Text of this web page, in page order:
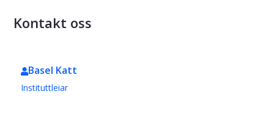
Kontakt oss
Basel Katt
Instituttleiar